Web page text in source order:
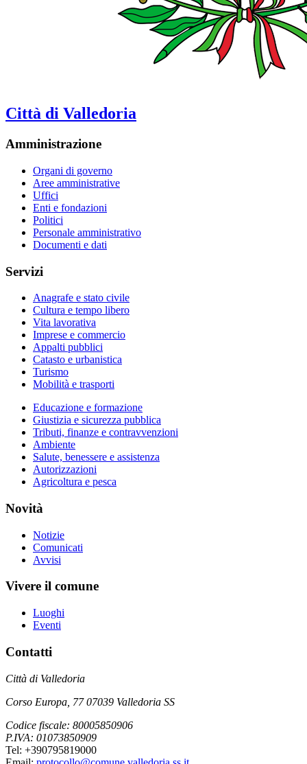
Città di Valledoria
Amministrazione
Organi di governo
Aree amministrative
Uffici
Enti e fondazioni
Politici
Personale amministrativo
Documenti e dati
Servizi
Anagrafe e stato civile
Cultura e tempo libero
Vita lavorativa
Imprese e commercio
Appalti pubblici
Catasto e urbanistica
Turismo
Mobilità e trasporti
Educazione e formazione
Giustizia e sicurezza pubblica
Tributi, finanze e contravvenzioni
Ambiente
Salute, benessere e assistenza
Autorizzazioni
Agricoltura e pesca
Novità
Notizie
Comunicati
Avvisi
Vivere il comune
Luoghi
Eventi
Contatti
Città di Valledoria
Corso Europa, 77 07039 Valledoria SS
Codice fiscale: 80005850906
P.IVA: 01073850909
Tel: +390795819000